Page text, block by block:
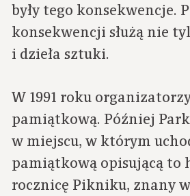
były tego konsekwencje.
konsekwencji służą nie
i dzieła sztuki.
W 1991 roku
pamiątkową. Później
w miejscu, w którym
pamiątkową opisującą to
rocznicę Pikniku, znany